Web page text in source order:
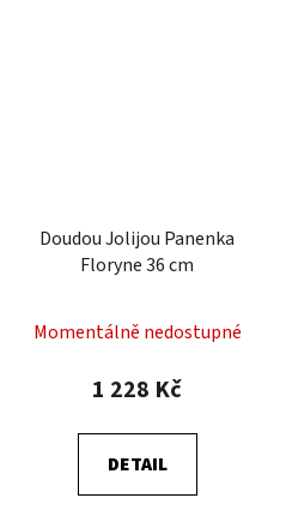
Doudou Jolijou Panenka
Floryne 36 cm
Momentálně nedostupné
1 228 Kč
DETAIL